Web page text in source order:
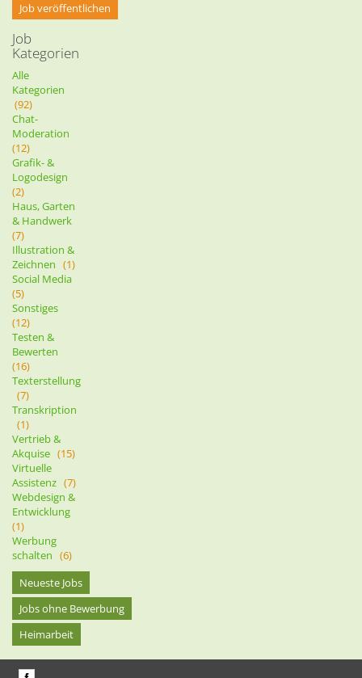
Job veröffentlichen
Job
Kategorien
Alle
Kategorien
(92)
Chat-
Moderation
(12)
Grafik- &
Logodesign
(2)
Haus, Garten
& Handwerk
(7)
Illustration &
Zeichnen (1)
Social Media
(5)
Sonstiges
(12)
Testen &
Bewerten
(16)
Texterstellung
(7)
Transkription
(1)
Vertrieb &
Akquise (15)
Virtuelle
Assistenz (7)
Webdesign &
Entwicklung
(1)
Werbung
schalten (6)
Neueste Jobs
Jobs ohne Bewerbung
Heimarbeit